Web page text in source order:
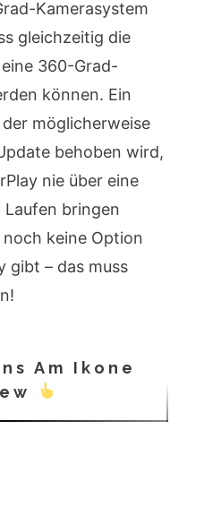
Kamerasystem
gleichzeitig die
360-Grad-
können. Ein
möglicherweise
behoben wird,
nie über eine
Laufen bringen
keine Option
gibt – das muss
Am Ikone